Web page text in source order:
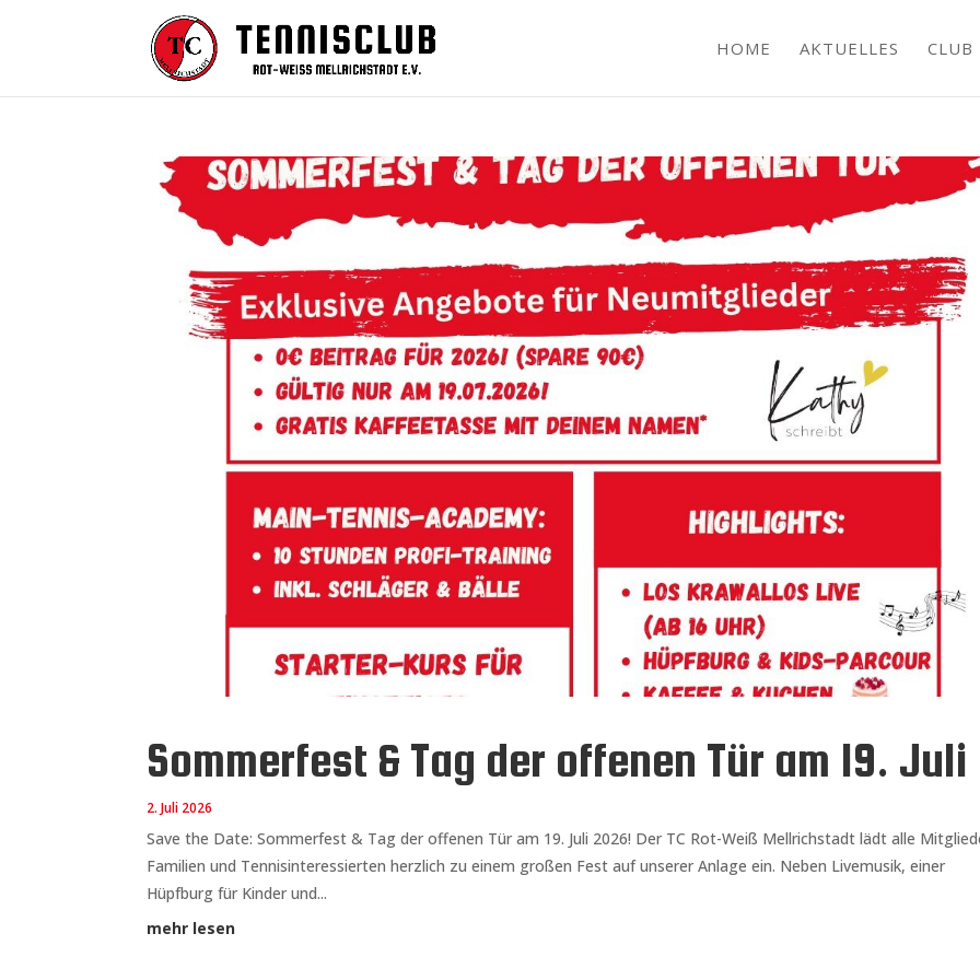
HOME AKTUELLES CLUB
Sommerfest & Tag der offenen Tür am 19. Juli
2. Juli 2026
Save the Date: Sommerfest & Tag der offenen Tür am 19. Juli 2026! Der TC Rot-Weiß Mellrichstadt lädt alle
Familien und Tennisinteressierten herzlich zu einem großen Fest auf unserer Anlage ein. Neben Livemusik, einer
Hüpfburg für Kinder und...
mehr lesen